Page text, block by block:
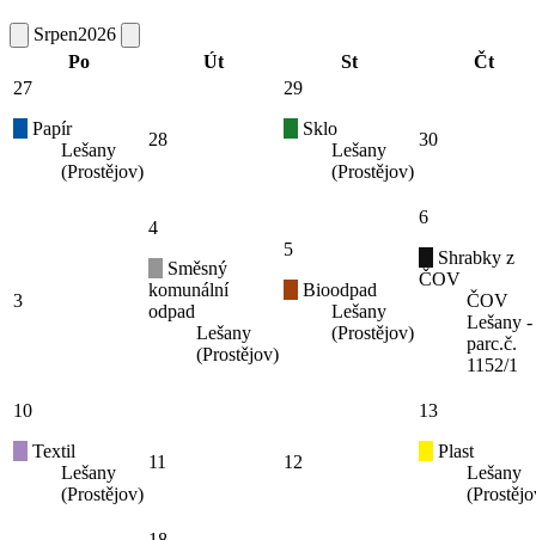
Srpen2026
Po
Út St
Čt
27
Papír
Lešany
(Prostějov)
28
29
Sklo
Lešany
(Prostějov)
30
3
4
Směsný
komunální
odpad
Lešany
(Prostějov)
5
Bioodpad
Lešany
(Prostějov)
6
Shrabky z
ČOV
ČOV
Lešany -
parc.č.
1152/1
10
Textil
Lešany
(Prostějov)
11 12
13
Plast
Lešany